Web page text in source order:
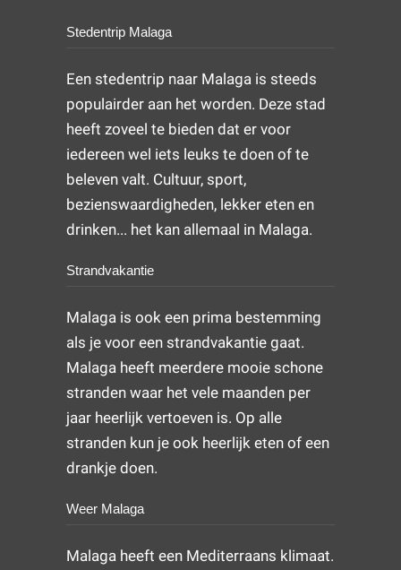
Stedentrip Malaga
Een stedentrip naar Malaga is steeds
populairder aan het worden. Deze stad
heeft zoveel te bieden dat er voor
iedereen wel iets leuks te doen of te
beleven valt. Cultuur, sport,
bezienswaardigheden, lekker eten en
drinken... het kan allemaal in Malaga.
Strandvakantie
Malaga is ook een prima bestemming
als je voor een strandvakantie gaat.
Malaga heeft meerdere mooie schone
stranden waar het vele maanden per
jaar heerlijk vertoeven is. Op alle
stranden kun je ook heerlijk eten of een
drankje doen.
Weer Malaga
Malaga heeft een Mediterraans klimaat.